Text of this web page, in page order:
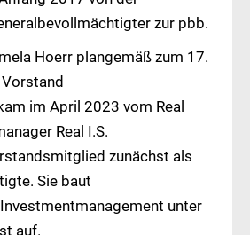
zur pbb.
Hoerr plangemäß zum 17.
im April 2023 vom Real
Real I.S.
zunächst als
Sie baut
unter
auf.